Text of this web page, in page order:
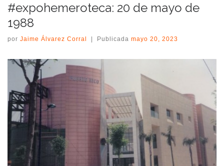
#expohemeroteca: 20 de mayo de
1988
por Jaime Álvarez Corral Publicada mayo 20, 2023